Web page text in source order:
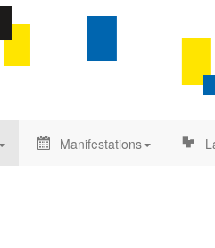
Manifestations